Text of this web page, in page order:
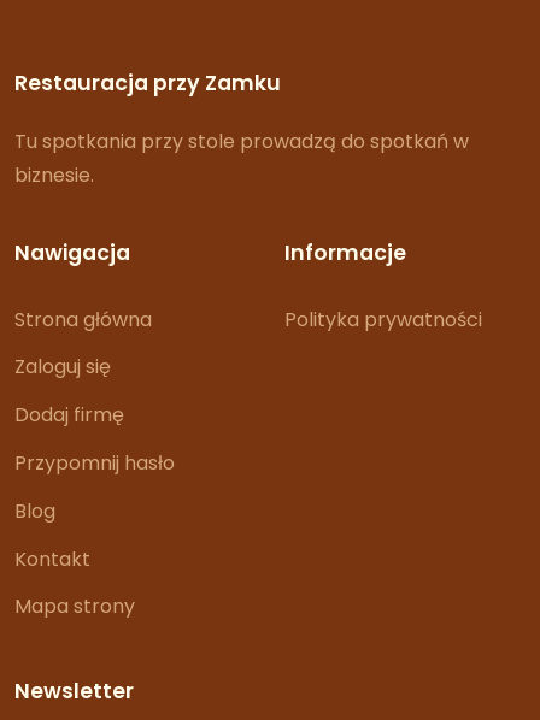
Restauracja przy Zamku
Tu spotkania przy stole prowadzą do spotkań w
biznesie.
Nawigacja
Strona główna
Zaloguj się
Dodaj firmę
Przypomnij hasło
Blog
Kontakt
Mapa strony
Informacje
Polityka prywatności
Newsletter